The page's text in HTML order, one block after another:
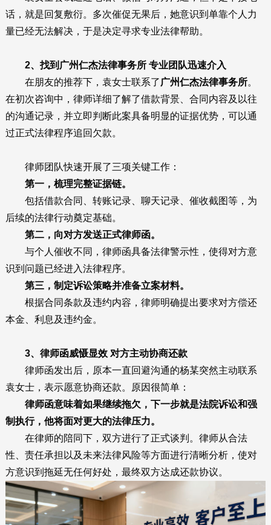
话，就是回复敷衍。多次催促无果后，她意识到单靠个人力
量已经无法解决，于是决定寻求专业法律帮助。
2、找到广州仁杰法律事务所 专业团队迅速介入
在朋友的推荐下，袁女士联系了 广州仁杰法律事务所。
在初次咨询中，律师详细了解了借款背景、合同内容及以往
的沟通记录，并立即判断此案具备明显的证据优势，可以通
过正式法律程序追回欠款。
律师团队快速开展了三项关键工作：
第一，梳理完整证据链。
包括借款合同、转账记录、聊天记录、催收截图等，为
后续的法律行动奠定基础。
第二，向对方发送正式律师函。
与个人催收不同，律师函具备法律警示性，使得对方意
识到问题已经进入法律程序。
第三，制定诉讼策略并准备立案材料。
根据合同条款及违约内容，律师明确提出要求对方偿还
本金、利息及违约金。
3、律师函威慑显效 对方主动协商还款
律师函发出后，原本一直回避沟通的杨某突然主动联系
袁女士，表示愿意协商还款。原因很简单：
律师函意味着如果继续拖欠，下一步就是法院诉讼和强
制执行，他将面对更大的法律压力。
在律师的陪同下，双方进行了正式谈判。律师从合法
性、责任承担以及未来法律风险等方面进行清晰分析，使对
方意识到拖延无任何好处，最终双方达成还款协议。